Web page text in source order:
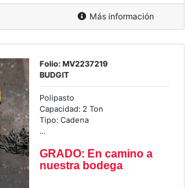
Más información
Folio: MV2237219
BUDGIT
Polipasto
Capacidad: 2 Ton
Tipo: Cadena
...
GRADO: En camino a
nuestra bodega